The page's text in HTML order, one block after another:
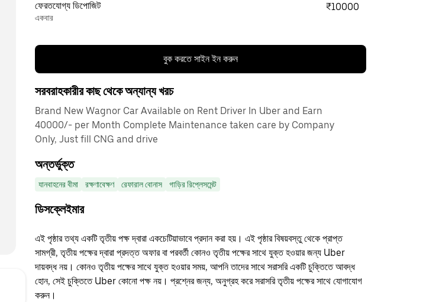
ফেরতযোগ্য ডিপোজিট
একবার
₹10000
বুক করতে সাইন ইন করুন
সরবরাহকারীর কাছ থেকে অন্যান্য খরচ
Brand New Wagnor Car Available on Rent Driver In Uber and Earn
40000/- per Month Complete Maintenance taken care by Company
Only, Just fill CNG and drive
অন্তর্ভুক্ত
যানবাহনের বীমা রক্ষণাবেক্ষণ রেফারাল বোনাস গাড়ির রিপ্লেসমেন্ট
ডিসক্লেইমার
এই পৃষ্ঠার তথ্য একটি তৃতীয় পক্ষ দ্বারা একচেটিয়াভাবে প্রদান করা হয়। এই পৃষ্ঠার বিষয়বস্তু থেকে প্রাপ্ত
সামগ্রী, তৃতীয় পক্ষের দ্বারা প্রদত্ত অফার বা পরবর্তী কোনও তৃতীয় পক্ষের সাথে যুক্ত হওয়ার জন্য Uber
দায়বদ্ধ নয়। কোনও তৃতীয় পক্ষের সাথে যুক্ত হওয়ার সময়, আপনি তাদের সাথে সরাসরি একটি চুক্তিতে আবদ্ধ
হোন, সেই চুক্তিতে Uber কোনো পক্ষ নয়। প্রশ্নের জন্য, অনুগ্রহ করে সরাসরি তৃতীয় পক্ষের সাথে যোগাযোগ
করুন।